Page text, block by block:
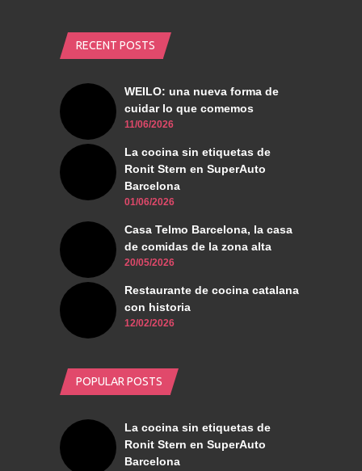
RECENT POSTS
WEILO: una nueva forma de
cuidar lo que comemos
11/06/2026
La cocina sin etiquetas de
Ronit Stern en SuperAuto
Barcelona
01/06/2026
Casa Telmo Barcelona, la casa
de comidas de la zona alta
20/05/2026
Restaurante de cocina catalana
con historia
12/02/2026
POPULAR POSTS
La cocina sin etiquetas de
Ronit Stern en SuperAuto
Barcelona